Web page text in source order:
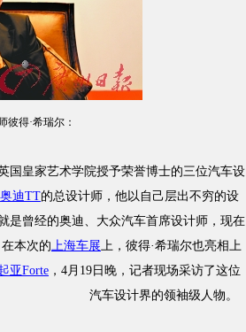
彼得·希瑞尔：
皇家艺术学院授予荣誉博士的三位汽车设
奥迪TT的总设计师，他以自己层出不穷的设
是曾经的奥迪、大众汽车首席设计师，现在
本次的上海车展上，彼得·希瑞尔也亮相上
亚Forte ，4月19日晚，记者现场采访了这位
汽车设计界的领袖级人物。